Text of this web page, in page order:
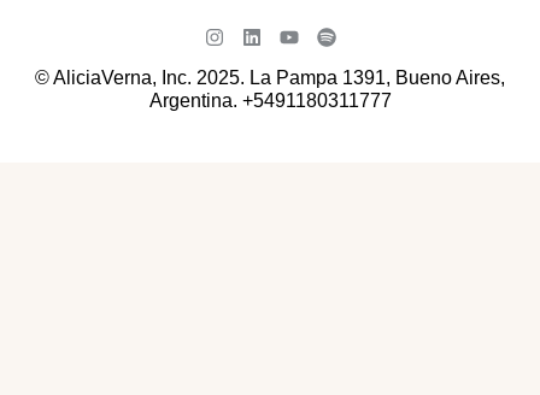
© AliciaVerna, Inc. 2025. La Pampa 1391, Bueno Aires,
Argentina. +5491180311777